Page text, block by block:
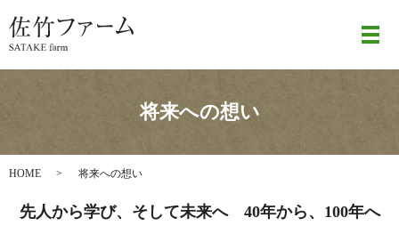
メ
将来への想い
HOME 将来への想い
先人から学び、そして未来へ 40年から、100年へ